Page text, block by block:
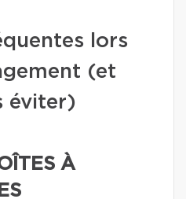
lors
(et
éviter)
À